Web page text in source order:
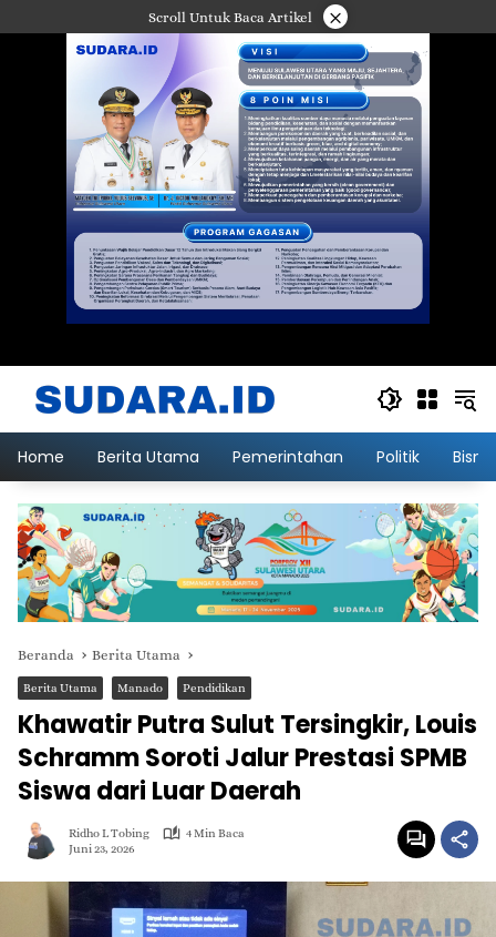
ke
Scroll Untuk Baca Artikel ×
Home Berita Utama Pemerintahan Politik
Beranda Berita Utama
Berita Utama Manado Pendidikan
Khawatir Putra Sulut Tersingkir, Louis
Schramm Soroti Jalur Prestasi SPMB
Siswa dari Luar Daerah
Ridho L Tobing
4 Min Baca
Juni 23, 2026